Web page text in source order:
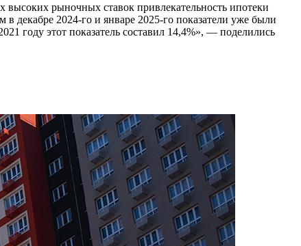
высоких рыночных ставок привлекательность ипотеки
декабре 2024-го и январе 2025-го показатели уже были
году этот показатель составил 14,4%», — поделились